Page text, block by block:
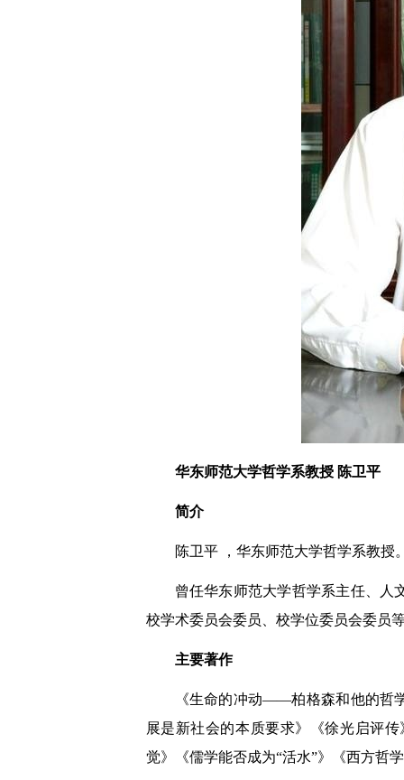
华东师范大学哲学系教授 陈卫平
简介
陈卫平 ，华东师范大学哲学系教
曾任华东师范大学哲学系主任、人
校学术委员会委员、校学位委员会委员
主要著作
《生命的冲动——柏格森和他的哲
展是新社会的本质要求》《徐光启评
觉》《儒学能否成为“活水”》《西方哲